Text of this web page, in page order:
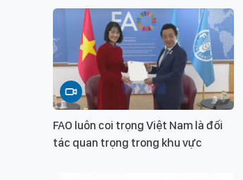
FAO luôn coi trọng Việt Nam là đối
tác quan trọng trong khu vực